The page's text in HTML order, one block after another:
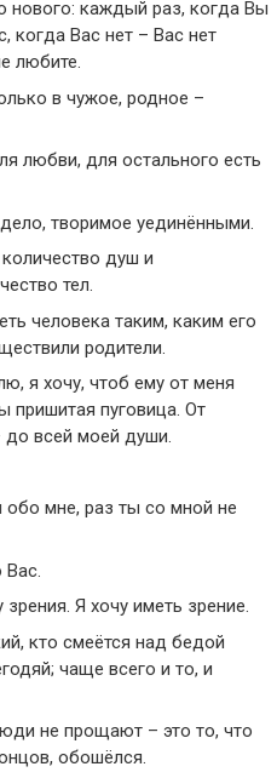
нового: каждый раз, когда Вы
когда Вас нет – Вас нет
любите.
в чужое, родное –
любви, для остального есть
творимое уединёнными.
душ и
тел.
человека таким, каким его
родители.
я хочу, чтоб ему от меня
пришитая пуговица. От
до всей моей души.
мне, раз ты со мной не
Вас.
Я хочу иметь зрение.
кто смеётся над бедой
чаще всего и то, и
не прощают – это то, что
обошёлся.